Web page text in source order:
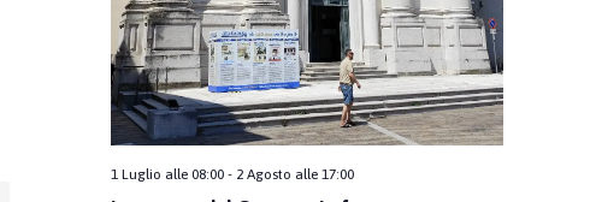
1 Luglio alle 08:00 - 2 Agosto alle 17:00